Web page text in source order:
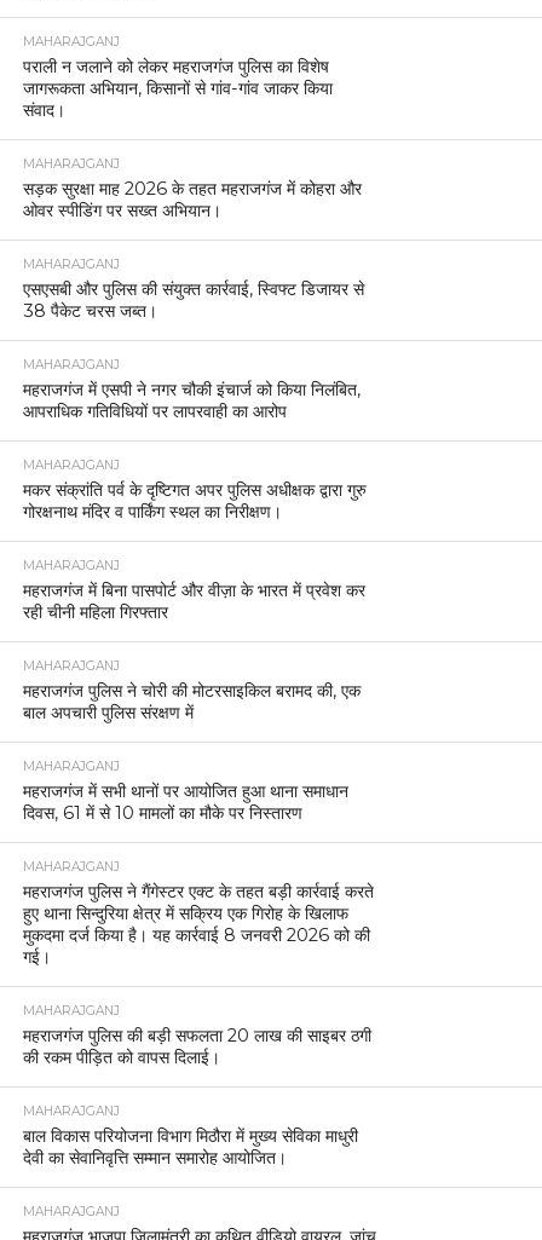
MAHARAJGANJ
पराली न जलाने को लेकर महराजगंज पुलिस का विशेष
जागरूकता अभियान, किसानों से गांव-गांव जाकर किया
संवाद।
MAHARAJGANJ
सड़क सुरक्षा माह 2026 के तहत महराजगंज में कोहरा और
ओवर स्पीडिंग पर सख्त अभियान।
MAHARAJGANJ
एसएसबी और पुलिस की संयुक्त कार्रवाई, स्विफ्ट डिजायर से
38 पैकेट चरस जब्त।
MAHARAJGANJ
महराजगंज में एसपी ने नगर चौकी इंचार्ज को किया निलंबित,
आपराधिक गतिविधियों पर लापरवाही का आरोप
MAHARAJGANJ
मकर संक्रांति पर्व के दृष्टिगत अपर पुलिस अधीक्षक द्वारा गुरु
गोरक्षनाथ मंदिर व पार्किंग स्थल का निरीक्षण।
MAHARAJGANJ
महराजगंज में बिना पासपोर्ट और वीज़ा के भारत में प्रवेश कर
रही चीनी महिला गिरफ्तार
MAHARAJGANJ
महराजगंज पुलिस ने चोरी की मोटरसाइकिल बरामद की, एक
बाल अपचारी पुलिस संरक्षण में
MAHARAJGANJ
महराजगंज में सभी थानों पर आयोजित हुआ थाना समाधान
दिवस, 61 में से 10 मामलों का मौके पर निस्तारण
MAHARAJGANJ
महराजगंज पुलिस ने गैंगेस्टर एक्ट के तहत बड़ी कार्रवाई करते
हुए थाना सिन्दुरिया क्षेत्र में सक्रिय एक गिरोह के खिलाफ
मुकदमा दर्ज किया है। यह कार्रवाई 8 जनवरी 2026 को की
गई।
MAHARAJGANJ
महराजगंज पुलिस की बड़ी सफलता 20 लाख की साइबर ठगी
की रकम पीड़ित को वापस दिलाई।
MAHARAJGANJ
बाल विकास परियोजना विभाग मिठौरा में मुख्य सेविका माधुरी
देवी का सेवानिवृत्ति सम्मान समारोह आयोजित।
MAHARAJGANJ